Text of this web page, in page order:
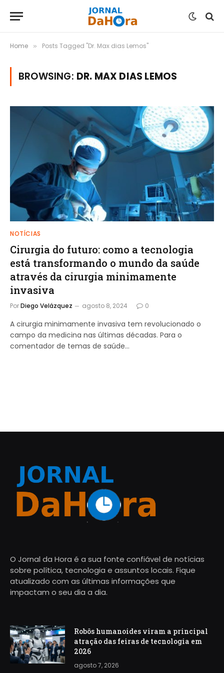
Home » Posts Tagged "Dr. Max dias Lemos"
BROWSING: DR. MAX DIAS LEMOS
NOTÍCIAS
Cirurgia do futuro: como a tecnologia
está transformando o mundo da saúde
através da cirurgia minimamente
invasiva
PorDiego Velázquez agosto 8, 2024 0
A cirurgia minimamente invasiva tem revolucionado o
campo da medicina nas últimas décadas. Para o
comentador de temas de saúde…
O Jornal da Hora é a sua fonte confiável de notícias
sobre política, tecnologia e assuntos locais. Fique
atualizado com as últimas informações que
impactam o seu dia a dia.
Robôs humanoides viram a principal
atração das feiras de tecnologia em
2026
agosto 7, 2026